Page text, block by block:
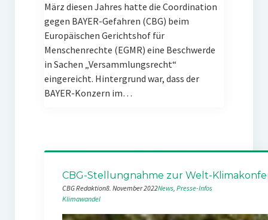
März diesen Jahres hatte die Coordination
gegen BAYER-Gefahren (CBG) beim
Europäischen Gerichtshof für
Menschenrechte (EGMR) eine Beschwerde
in Sachen „Versammlungsrecht“
eingereicht. Hintergrund war, dass der
BAYER-Konzern im…
CBG-Stellungnahme zur Welt-
CBG Redaktion8. November 2022News, Presse-Infos
Klimawandel